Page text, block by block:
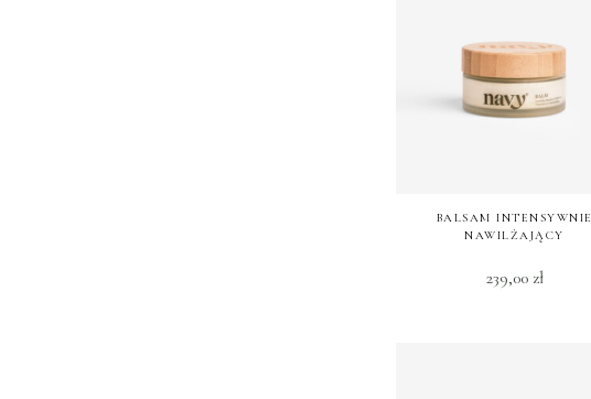
BALSAM INTENSYWNIE
NAWILŻAJĄCY
239,00 zł